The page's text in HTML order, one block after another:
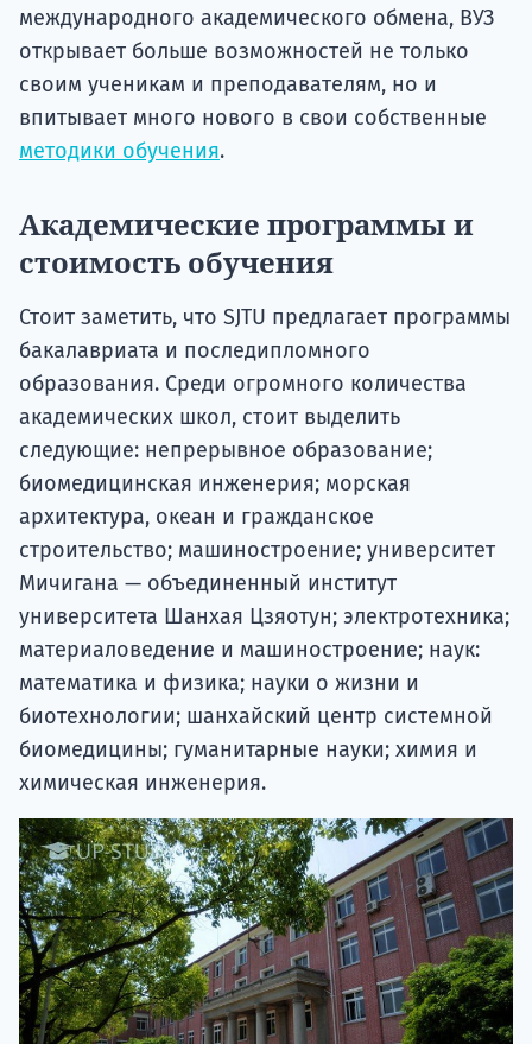
международного академического обмена, ВУЗ
открывает больше возможностей не только
своим ученикам и преподавателям, но и
впитывает много нового в свои собственные
методики обучения.
Академические программы и
стоимость обучения
Стоит заметить, что SJTU предлагает программы
бакалавриата и последипломного
образования. Среди огромного количества
академических школ, стоит выделить
следующие: непрерывное образование;
биомедицинская инженерия; морская
архитектура, океан и гражданское
строительство; машиностроение; университет
Мичигана — объединенный институт
университета Шанхая Цзяотун; электротехника;
материаловедение и машиностроение; наук:
математика и физика; науки о жизни и
биотехнологии; шанхайский центр системной
биомедицины; гуманитарные науки; химия и
химическая инженерия.